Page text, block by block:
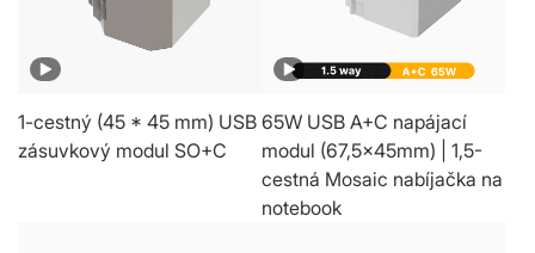
1-cestný (45 * 45 mm) USB
zásuvkový modul SO+C
65W USB A+C napájací
modul (67,5x45mm) | 1,5-
cestná Mosaic nabíjačka na
notebook